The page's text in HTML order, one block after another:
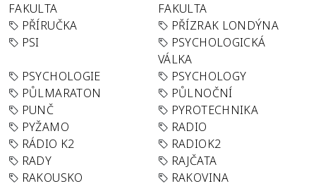
FAKULTA
FAKULTA
PŘÍRUČKA
PŘÍZRAK LONDÝNA
PSI
PSYCHOLOGICKÁ
VÁLKA
PSYCHOLOGIE
PSYCHOLOGY
PŮLMARATON
PŮLNOČNÍ
PUNČ
PYROTECHNIKA
PYŽAMO
RADIO
RÁDIO K2
RADIOK2
RADY
RAJČATA
RAKOUSKO
RAKOVINA